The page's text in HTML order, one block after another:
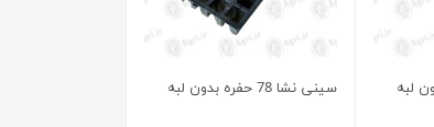
سینی نشا 78 حفره بدون لبه